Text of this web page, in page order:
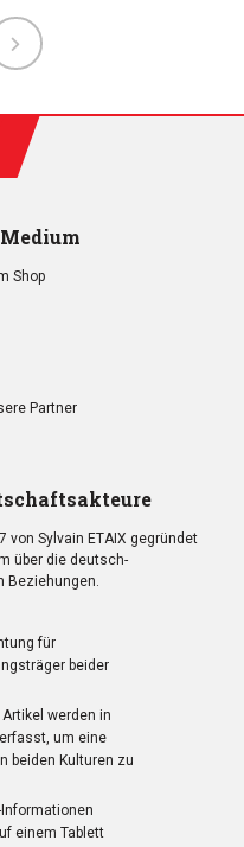
Shop
Partner
von Sylvain ETAIX gegründet
über die deutsch-
Beziehungen.
für
beider
werden in
um eine
beiden Kulturen zu
einem Tablett